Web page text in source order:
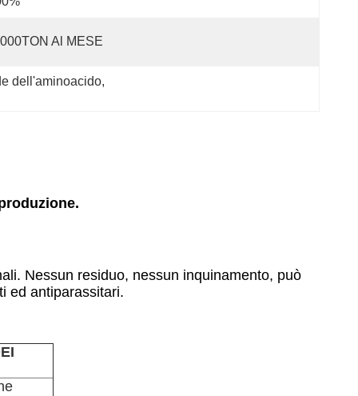
Al MESE
dell'aminoacido,
Nessun residuo, nessun inquinamento, può
ed antiparassitari.